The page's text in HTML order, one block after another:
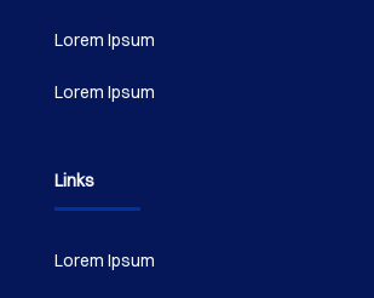
Lorem Ipsum
Lorem Ipsum
Links
Lorem Ipsum